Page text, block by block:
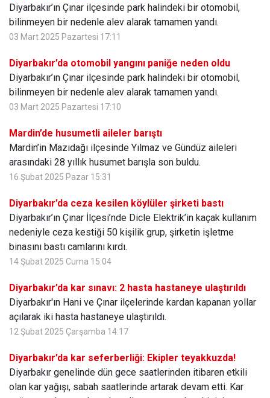
Diyarbakır’ın Çınar ilçesinde park halindeki bir otomobil,
bilinmeyen bir nedenle alev alarak tamamen yandı.
03 Mart 2025 Pazartesi 17:11
Diyarbakır’da otomobil yangını paniğe neden oldu
Diyarbakır’ın Çınar ilçesinde park halindeki bir otomobil,
bilinmeyen bir nedenle alev alarak tamamen yandı.
03 Mart 2025 Pazartesi 17:10
Mardin’de husumetli aileler barıştı
Mardin’in Mazıdağı ilçesinde Yılmaz ve Gündüz aileleri
arasındaki 28 yıllık husumet barışla son buldu.
16 Şubat 2025 Pazar 15:31
Diyarbakır’da ceza kesilen köylüler şirketi bastı
Diyarbakır’ın Çınar İlçesi’nde Dicle Elektrik’in kaçak kullanım
nedeniyle ceza kestiği 50 kişilik grup, şirketin işletme
binasını bastı camlarını kırdı.
14 Şubat 2025 Cuma 15:04
Diyarbakır’da kar sınavı: 2 hasta hastaneye ulaştırıldı
Diyarbakır'ın Hani ve Çınar ilçelerinde kardan kapanan yollar
açılarak iki hasta hastaneye ulaştırıldı.
12 Şubat 2025 Çarşamba 14:17
Diyarbakır’da kar seferberliği: Ekipler teyakkuzda!
Diyarbakır genelinde dün gece saatlerinden itibaren etkili
olan kar yağışı, sabah saatlerinde artarak devam etti. Kar